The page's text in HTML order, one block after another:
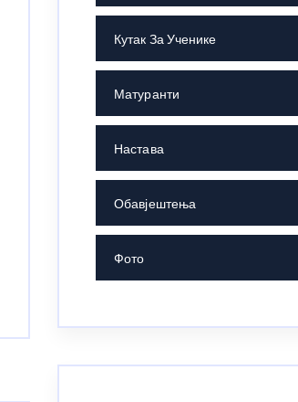
Кутак За Ученике
Матуранти
Настава
Обавјештења
Фото